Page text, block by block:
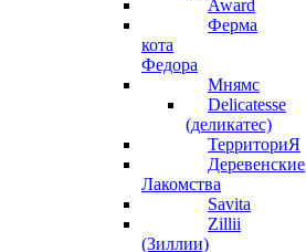
Award
Ферма
кота
Федора
Мнямс
Delicatesse
(деликатес)
ТерриториЯ
Деревенские
Лакомства
Savita
Zillii
(Зиллии)